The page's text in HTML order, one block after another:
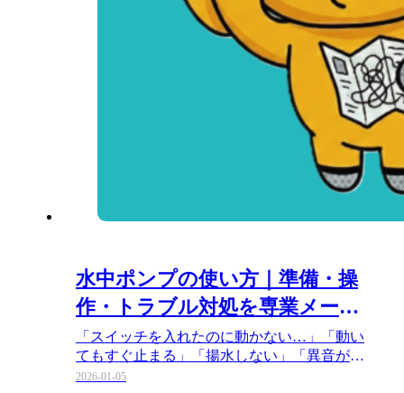
水中ポンプの使い方｜準備・操
作・トラブル対処を専業メーカ
ーが解説
「スイッチを入れたのに動かない…」「動い
てもすぐ止まる」「揚水しない」「異音がす
る」 現場で突然起こる水中ポン…
2026-01-05